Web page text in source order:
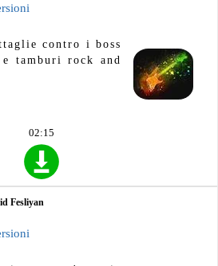
contro i boss
tamburi rock and
02:15
Fesliyan